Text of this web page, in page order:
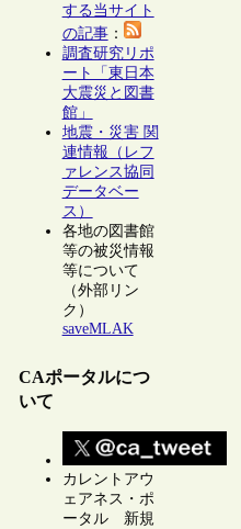
する当サイト
の記事：
調査研究リポ
ート「東日本
大震災と図書
館」
地震・災害 関
連情報（レフ
ァレンス協同
データベー
ス）
各地の図書館
等の被災情報
等について
（外部リン
ク）
saveMLAK
CAポータルにつ
いて
カレントアウ
ェアネス・ポ
ータル 新規